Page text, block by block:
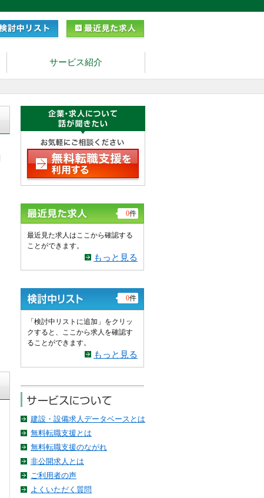
サービス紹介
0件
最近見た求人はここから確認する
ことができます。
もっと見る
0件
「検討中リストに追加」をクリッ
クすると、ここから求人を確認す
ることができます。
もっと見る
建設・設備求人データベースとは
無料転職支援とは
無料転職支援のながれ
非公開求人とは
ご利用者の声
よくいただく質問